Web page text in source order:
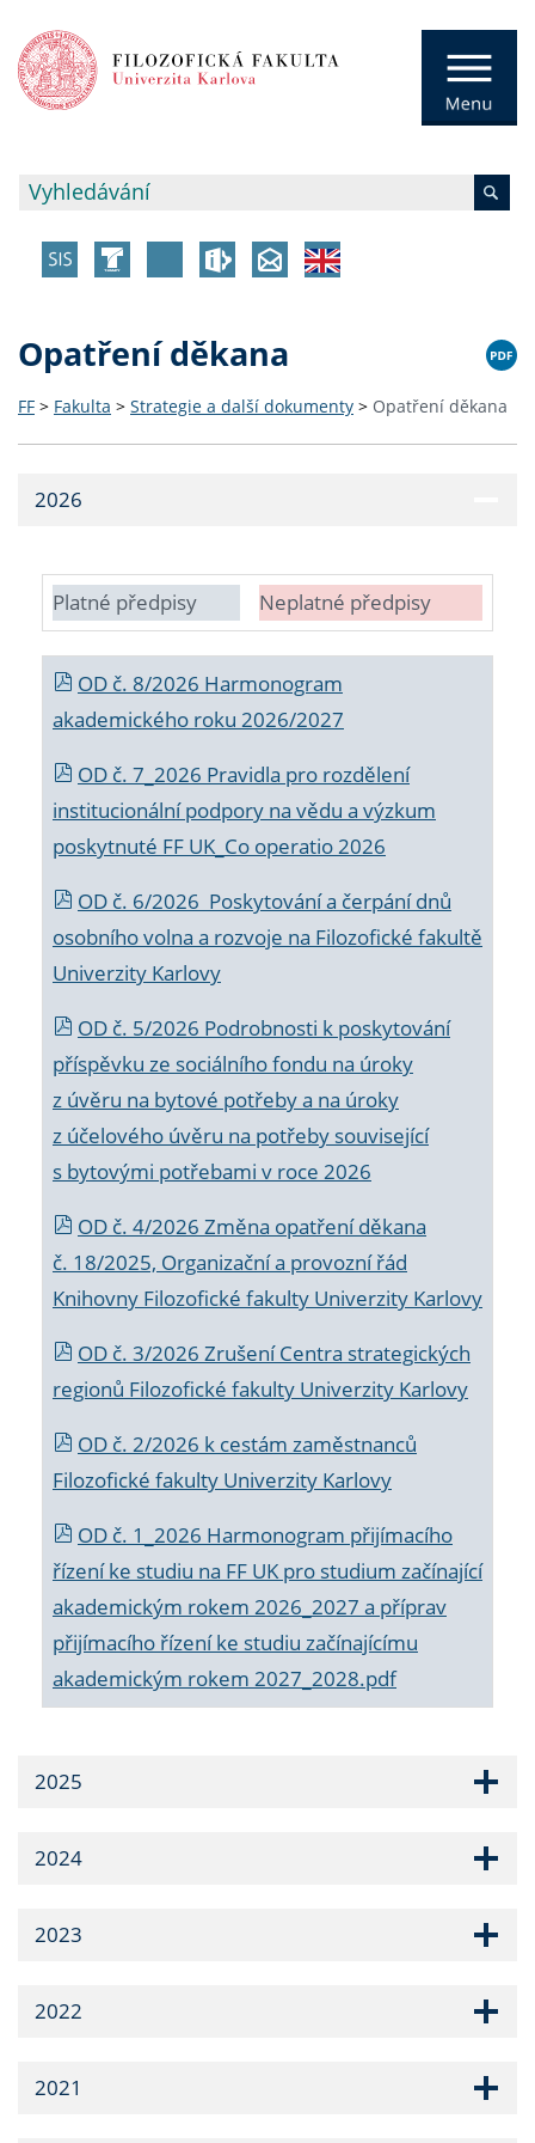
Opatření děkana
FF > Fakulta > Strategie a další dokumenty > Opatření děkana
2026
Platné předpisy Neplatné předpisy
OD č. 8/2026 Harmonogram
akademického roku 2026/2027
OD č. 7_2026 Pravidla pro rozdělení
institucionální podpory na vědu a výzkum
poskytnuté FF UK_Co operatio 2026
OD č. 6/2026 Poskytování a čerpání dnů
osobního volna a rozvoje na Filozofické fakultě
Univerzity Karlovy
OD č. 5/2026 Podrobnosti k poskytování
příspěvku ze sociálního fondu na úroky
z úvěru na bytové potřeby a na úroky
z účelového úvěru na potřeby související
s bytovými potřebami v roce 2026
OD č. 4/2026 Změna opatření děkana
č. 18/2025, Organizační a provozní řád
Knihovny Filozofické fakulty Univerzity Karlovy
OD č. 3/2026 Zrušení Centra strategických
regionů Filozofické fakulty Univerzity Karlovy
OD č. 2/2026 k cestám zaměstnanců
Filozofické fakulty Univerzity Karlovy
OD č. 1_2026 Harmonogram přijímacího
řízení ke studiu na FF UK pro studium začínající
akademickým rokem 2026_2027 a příprav
přijímacího řízení ke studiu začínajícímu
akademickým rokem 2027_2028.pdf
2025
2024
2023
2022
2021